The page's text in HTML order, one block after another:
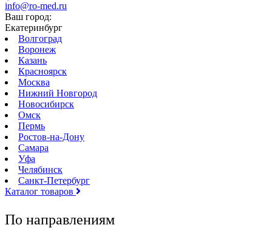
info@ro-med.ru
Ваш город:
Екатеринбург
Волгоград
Воронеж
Казань
Красноярск
Москва
Нижний Новгород
Новосибирск
Омск
Пермь
Ростов-на-Дону
Самара
Уфа
Челябинск
Санкт-Петербург
Каталог товаров
По направлениям